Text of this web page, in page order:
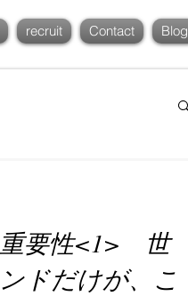
recruit Contact Blog
重要性<1> 世
ドだけが、こ